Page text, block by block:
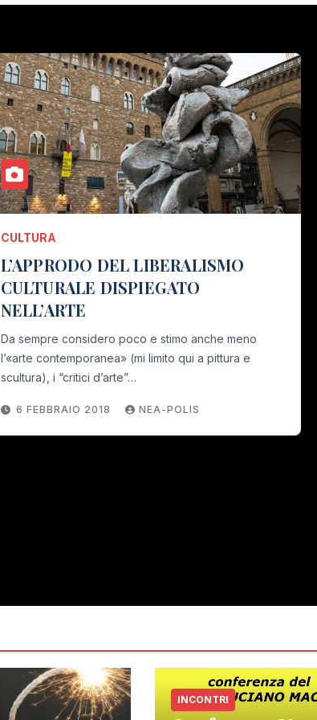
CULTURA
L’APPRODO DEL LIBERALISMO
CULTURALE DISPIEGATO
NELL’ARTE
Da sempre considero poco e stimo anche meno
l’«arte contemporanea» (mi limito qui a pittura e
scultura), i “critici d’arte”…
6 FEBBRAIO 2018 NEA-POLIS
INCONTRI